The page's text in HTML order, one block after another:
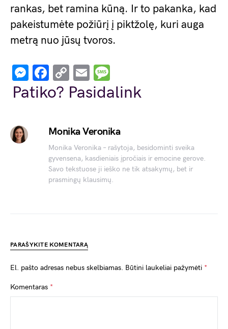
rankas, bet ramina kūną. Ir to pakanka, kad
pakeistumėte požiūrį į piktžolę, kuri auga
metrą nuo jūsų tvoros.
Messenger
Facebook
Copy
Link
Email
Patiko? Pasidalink
Monika Veronika
Monika Veronika – rašytoja, besidominti sveika
gyvensena, kasdieniais įpročiais ir emocine gerove.
Savo tekstuose ji ieško ne tik atsakymų, bet ir
prasmingų klausimų.
PARAŠYKITE KOMENTARĄ
El. pašto adresas nebus skelbiamas. Būtini laukeliai pažymėti *
Komentaras *